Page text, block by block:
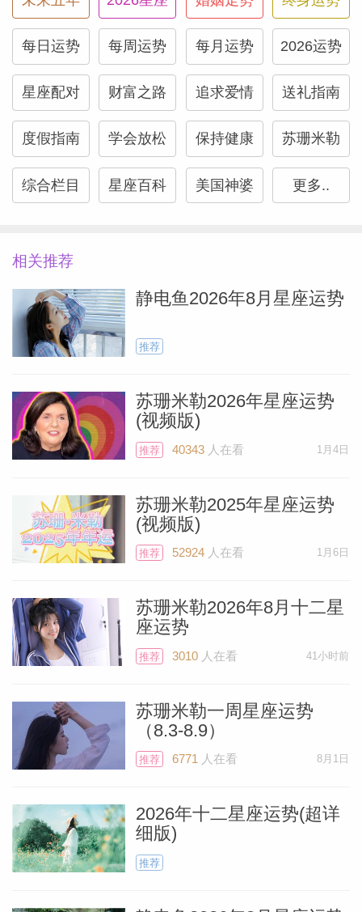
（Susan
每日运势 每周运势 每月运势 2026运势
星座配对 财富之路 追求爱情 送礼指南
度假指南 学会放松 保持健康 苏珊米勒
综合栏目 星座百科 美国神婆 更多..
相关推荐
静电鱼2026年8月星座运势
推荐
苏珊米勒2026年星座运势
(视频版)
推荐 40343人在看 1月4日
苏珊米勒2025年星座运势
(视频版)
推荐 52924人在看 1月6日
苏珊米勒2026年8月十二星
座运势
推荐 3010人在看 41小时前
苏珊米勒一周星座运势
（8.3-8.9）
推荐 6771人在看 8月1日
2026年十二星座运势(超详
细版)
推荐